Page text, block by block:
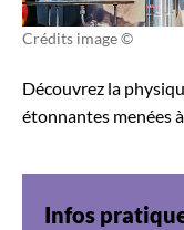
Crédits image ©
Découvrez la
étonnantes menées
Infos